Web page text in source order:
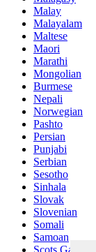
Malay
Malayalam
Maltese
Maori
Marathi
Mongolian
Burmese
Nepali
Norwegian
Pashto
Persian
Punjabi
Serbian
Sesotho
Sinhala
Slovak
Slovenian
Somali
Samoan